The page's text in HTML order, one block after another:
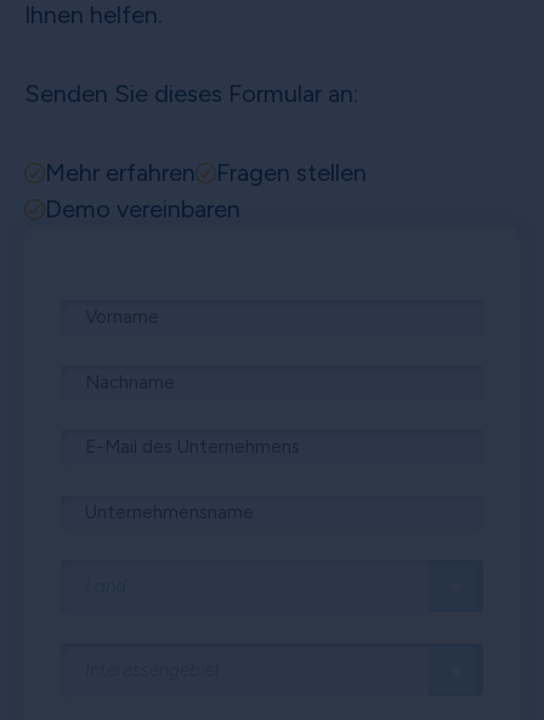
Ihnen helfen.
Senden Sie dieses Formular an:
Mehr erfahren
Fragen stellen
Demo vereinbaren